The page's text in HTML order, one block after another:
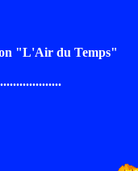
"L'Air du Temps"